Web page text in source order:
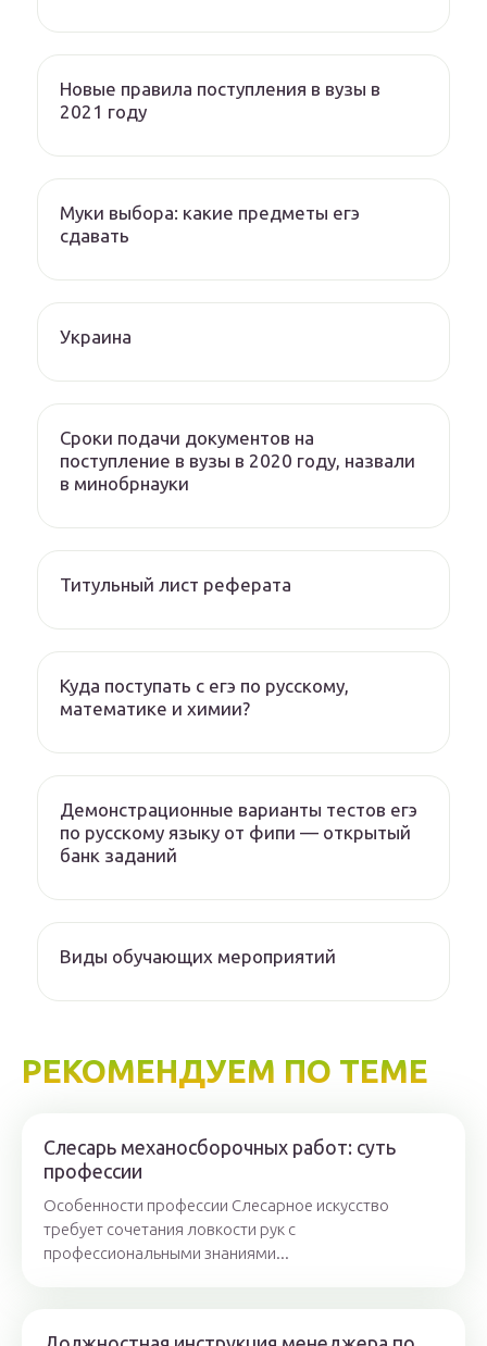
Новые правила поступления в вузы в
2021 году
Муки выбора: какие предметы егэ
сдавать
Украина
Сроки подачи документов на
поступление в вузы в 2020 году, назвали
в минобрнауки
Титульный лист реферата
Куда поступать с егэ по русскому,
математике и химии?
Демонстрационные варианты тестов егэ
по русскому языку от фипи — открытый
банк заданий
Виды обучающих мероприятий
РЕКОМЕНДУЕМ ПО ТЕМЕ
Слесарь механосборочных работ: суть
профессии
Особенности профессии Слесарное искусство
требует сочетания ловкости рук с
профессиональными знаниями...